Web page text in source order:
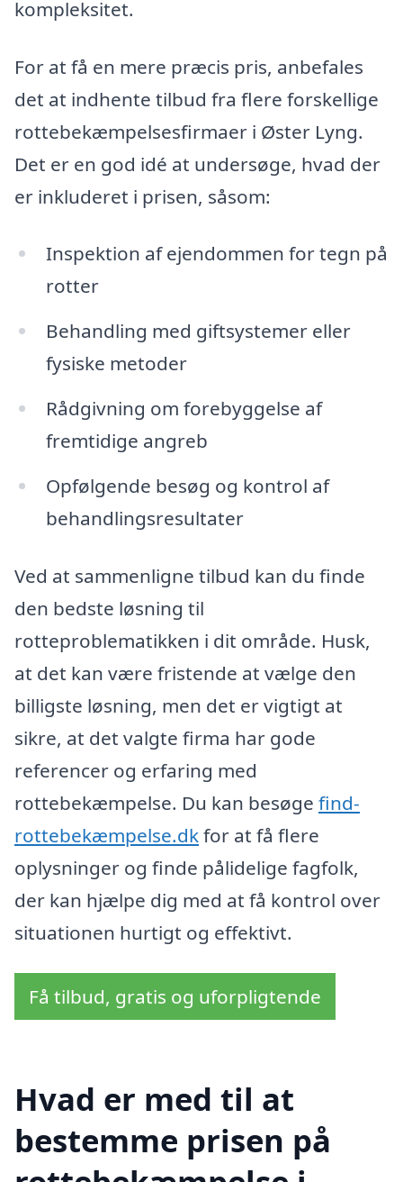
kompleksitet.
For at få en mere præcis pris, anbefales
det at indhente tilbud fra flere forskellige
rottebekæmpelsesfirmaer i Øster Lyng.
Det er en god idé at undersøge, hvad der
er inkluderet i prisen, såsom:
Inspektion af ejendommen for tegn på
rotter
Behandling med giftsystemer eller
fysiske metoder
Rådgivning om forebyggelse af
fremtidige angreb
Opfølgende besøg og kontrol af
behandlingsresultater
Ved at sammenligne tilbud kan du finde
den bedste løsning til
rotteproblematikken i dit område. Husk,
at det kan være fristende at vælge den
billigste løsning, men det er vigtigt at
sikre, at det valgte firma har gode
referencer og erfaring med
rottebekæmpelse. Du kan besøge find-
rottebekæmpelse.dkfor at få flere
oplysninger og finde pålidelige fagfolk,
der kan hjælpe dig med at få kontrol over
situationen hurtigt og effektivt.
Få tilbud, gratis og uforpligtende
Hvad er med til at
bestemme prisen på